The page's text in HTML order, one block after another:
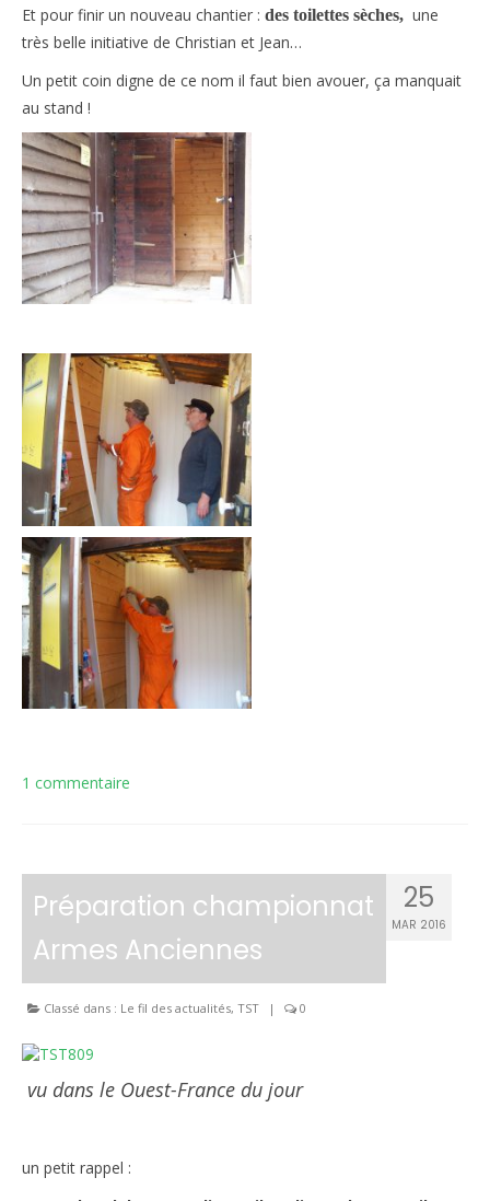
Et pour finir un nouveau chantier : des toilettes sèches, une
très belle initiative de Christian et Jean…
Un petit coin digne de ce nom il faut bien avouer, ça manquait
au stand !
1 commentaire
25
MAR 2016
Préparation championnat
Armes Anciennes
Classé dans : Le fil des actualités, TST | 0
vu dans le Ouest-France du jour
un petit rappel :